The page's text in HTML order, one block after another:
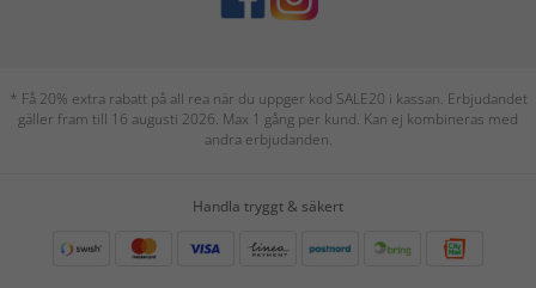
* Få 20% extra rabatt på all rea när du uppger kod SALE20 i kassan. Erbjudandet
gäller fram till 16 augusti 2026. Max 1 gång per kund. Kan ej kombineras med
andra erbjudanden.
Handla tryggt & säkert